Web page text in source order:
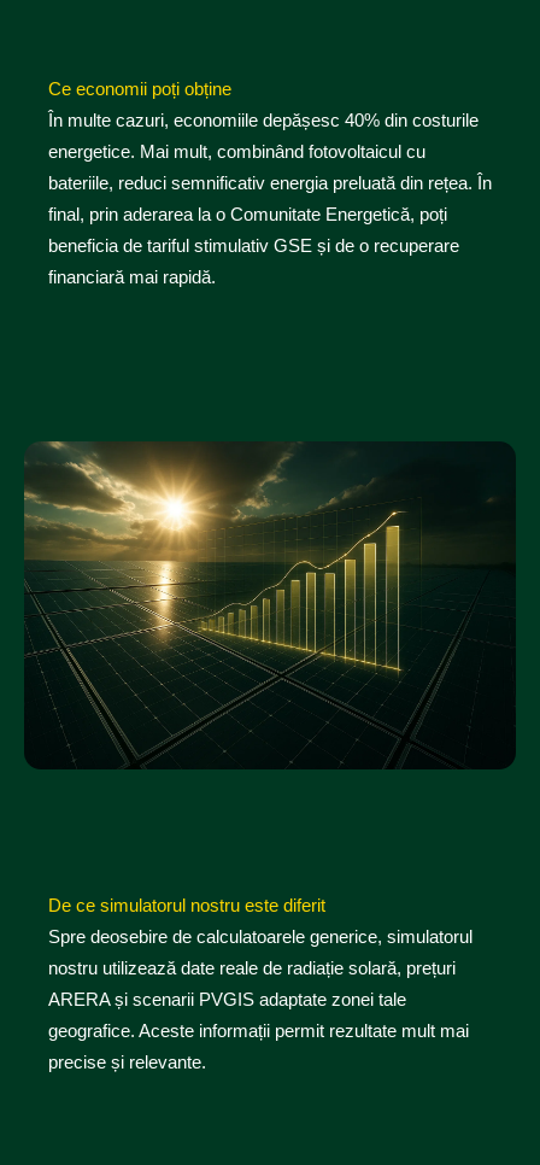
Ce economii poți obține
În multe cazuri, economiile depășesc 40% din costurile
energetice. Mai mult, combinând fotovoltaicul cu
bateriile, reduci semnificativ energia preluată din rețea. În
final, prin aderarea la o Comunitate Energetică, poți
beneficia de tariful stimulativ GSE și de o recuperare
financiară mai rapidă.
De ce simulatorul nostru este diferit
Spre deosebire de calculatoarele generice, simulatorul
nostru utilizează date reale de radiație solară, prețuri
ARERA și scenarii PVGIS adaptate zonei tale
geografice. Aceste informații permit rezultate mult mai
precise și relevante.